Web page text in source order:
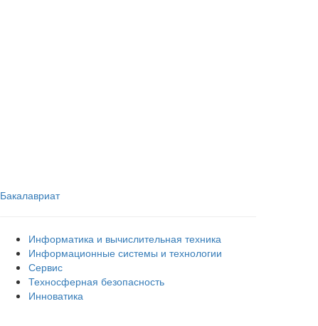
Бакалавриат
Информатика и вычислительная техника
Информационные системы и технологии
Сервис
Техносферная безопасность
Инноватика